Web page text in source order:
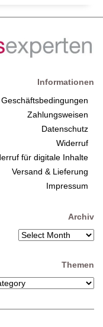
Informationen
Zahlungsweisen
Datenschutz
Widerruf
für digitale Inhalte
Versand & Lieferung
Impressum
Archiv
Themen